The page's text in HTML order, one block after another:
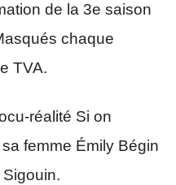
de la 3e saison
chaque
TVA.
réalité Si on
femme Émily Bégin